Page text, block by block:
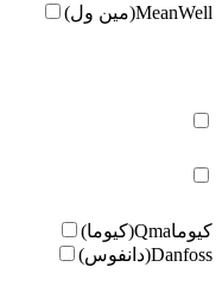
MeanWell(مین ول)
کیوماQma(کیوما)
Danfoss(دانفوس)